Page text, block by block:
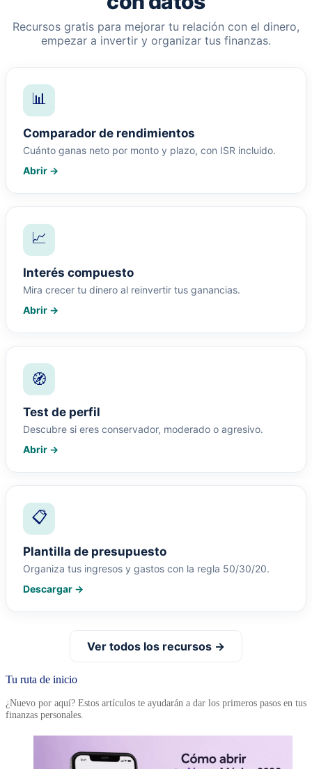
Recursos gratis para mejorar tu relación con el dinero,
empezar a invertir y organizar tus finanzas.
📊
Comparador de rendimientos
Cuánto ganas neto por monto y plazo, con ISR incluido.
Abrir →
📈
Interés compuesto
Mira crecer tu dinero al reinvertir tus ganancias.
Abrir →
🧭
Test de perfil
Descubre si eres conservador, moderado o agresivo.
Abrir →
📋
Plantilla de presupuesto
Organiza tus ingresos y gastos con la regla 50/30/20.
Descargar →
Ver todos los recursos →
Tu ruta de inicio
¿Nuevo por aquí? Estos artículos te ayudarán a dar los primeros pasos en tus
finanzas personales.